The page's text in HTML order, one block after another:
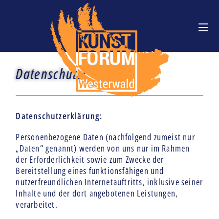
Datenschutz!
Datenschutzerklärung:
Personenbezogene Daten (nachfolgend zumeist nur
„Daten“ genannt) werden von uns nur im Rahmen
der Erforderlichkeit sowie zum Zwecke der
Bereitstellung eines funktionsfähigen und
nutzerfreundlichen Internetauftritts, inklusive seiner
Inhalte und der dort angebotenen Leistungen,
verarbeitet.